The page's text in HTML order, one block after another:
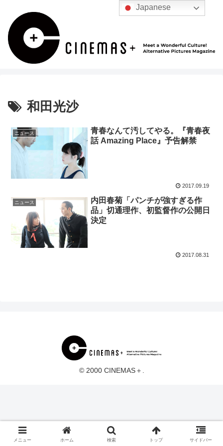
和田光沙
ニュース
青春なんて汚してやる。『青春夜
話 Amazing Place』予告解禁
2017.09.19
ニュース
内田春菊「パンチが強すぎる作
品」切通理作、初監督作の公開日
決定
2017.08.31
© 2000 CINEMAS＋.
メニュー ホーム 検索 トップ サイドバー
Japanese